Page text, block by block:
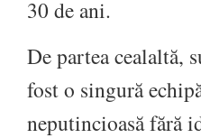
30 de ani.
De partea cealaltă,
fost o singură
neputincioasă fără